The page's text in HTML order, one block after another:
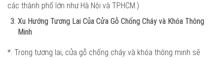
các thành phố lớn như Hà Nội và TP.HCM.)
Xu Hướng Tương Lai Của Cửa Gỗ Chống Cháy và Khóa Thông
Minh
*. Trong tương lai, cửa gỗ chống cháy và khóa thông minh sẽ